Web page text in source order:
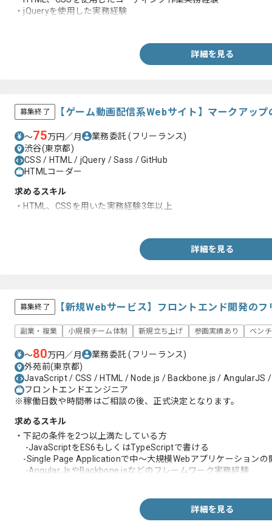
・jQueryを使用した実務経験
詳細を見る
募集終了 【ゲーム動画配信系Webサイト】マークアッ
〜75万円／月 業務委託(フリーランス)
渋谷(東京都)
CSS / HTML / jQuery / Sass / GitHub
HTMLコーダー
求めるスキル
・HTML、CSSを用いた実務経験3年以上
詳細を見る
募集終了 【新規Webサービス】フロントエンド開発の
副業・複業 小規模チーム体制 新規立ち上げ 参画実績あり ベン
〜80万円／月 業務委託(フリーランス)
外苑前(東京都)
JavaScript / CSS / HTML / Node.js / Backbone.js / AngularJS /
フロントエンドエンジニア
※稼働日数や時間帯はご相談の後、正式決定となります。
求めるスキル
・下記の条件を2つ以上満たしている方
-JavaScriptをES6もしくはTypeScriptで書ける
-Single Page Applicationで中〜大規模Webアプリケーションの
-Angular.JsやBackbone.jsなどのフレームワーク実務経験
詳細を見る